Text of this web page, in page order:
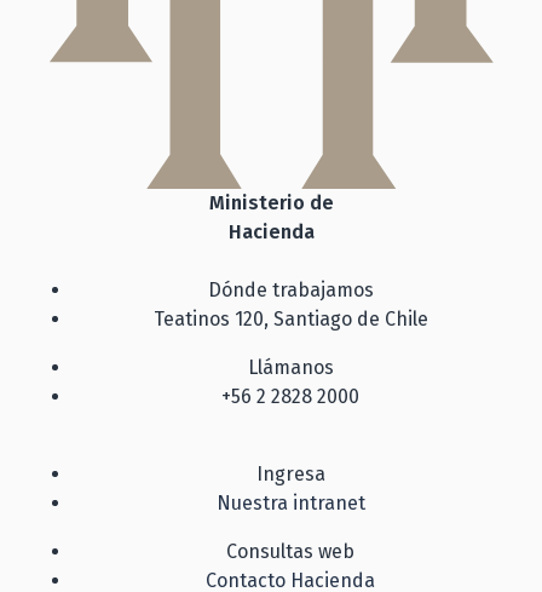
Ministerio de
Hacienda
Dónde trabajamos
Teatinos 120, Santiago de Chile
Llámanos
+56 2 2828 2000
Ingresa
Nuestra intranet
Consultas web
Contacto Hacienda